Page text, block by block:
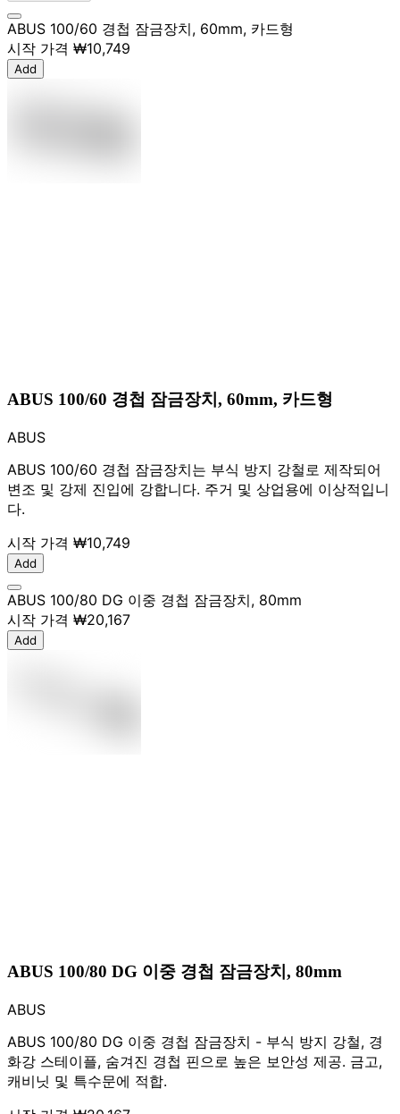
ABUS 100/60 경첩 잠금장치, 60mm, 카드형
시작 가격 ₩10,749
Add
ABUS 100/60 경첩 잠금장치, 60mm, 카드형
ABUS
ABUS 100/60 경첩 잠금장치는 부식 방지 강철로 제작되어
변조 및 강제 진입에 강합니다. 주거 및 상업용에 이상적입니
다.
시작 가격 ₩10,749
Add
ABUS 100/80 DG 이중 경첩 잠금장치, 80mm
시작 가격 ₩20,167
Add
ABUS 100/80 DG 이중 경첩 잠금장치, 80mm
ABUS
ABUS 100/80 DG 이중 경첩 잠금장치 - 부식 방지 강철, 경
화강 스테이플, 숨겨진 경첩 핀으로 높은 보안성 제공. 금고,
캐비닛 및 특수문에 적합.